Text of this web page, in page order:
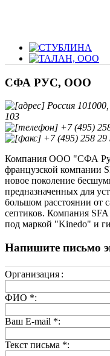
СФА РУС, ООО
Россия
103
+7 (495)
+7 (495) 258 29
Компания ООО "СФА
французской компании
новое поколение
предназначенных для
большом расстоянии от
септиков. Компания
под маркой "Kinedo" и
Напишите письмо
Организация :
ФИО *:
Ваш E-mail *:
Текст письма *: